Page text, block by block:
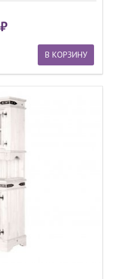
В КОРЗИНУ